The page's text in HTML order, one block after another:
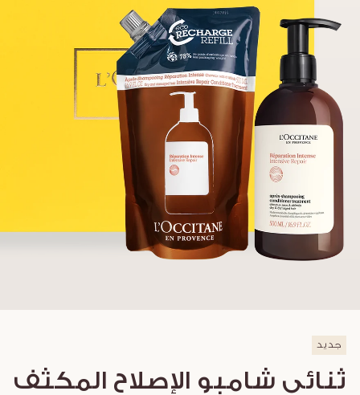
جديد
ثنائي شامبو الإصلاح المكثف